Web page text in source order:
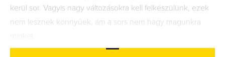
kerül sor. Vagyis nagy változásokra kell felkészülünk, ezek
nem lesznek könnyűek, ám a sors nem hagy magunkra